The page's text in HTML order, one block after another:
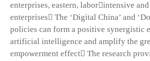
enterprises, eastern, laborintensive
enterprises The ‘Digital China’ and
policies can form a positive synergistic
artificial intelligence and amplify the
empowerment effect The research